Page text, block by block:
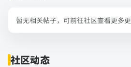
暂无相关帖子，可前往社区查看更多更
社区动态